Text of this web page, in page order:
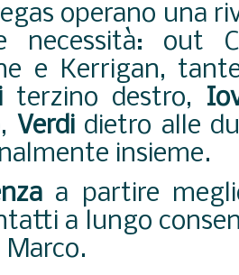
operano una
necessità: out
e Kerrigan,
terzino destro,
Verdidietro alle
insieme.
a partire
a lungo